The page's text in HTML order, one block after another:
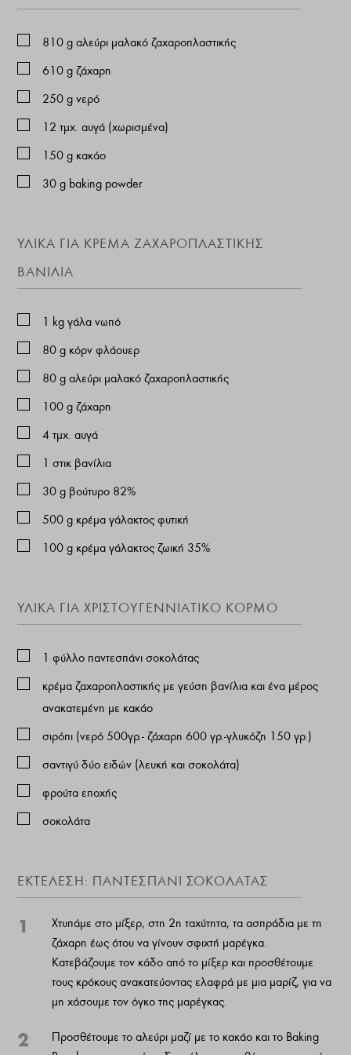
810 g αλεύρι μαλακό ζαχαροπλαστικής
610 g ζάχαρη
250 g νερό
12 τμχ. αυγά (χωρισμένα)
150 g κακάο
30 g baking powder
ΥΛΙΚΆ ΓΙΑ ΚΡΈΜΑ ΖΑΧΑΡΟΠΛΑΣΤΙΚΉΣ
ΒΑΝΊΛΙΑ
1 kg γάλα νωπό
80 g κόρν φλάουερ
80 g αλεύρι μαλακό ζαχαροπλαστικής
100 g ζάχαρη
4 τμχ. αυγά
1 στικ βανίλια
30 g βούτυρο 82%
500 g κρέμα γάλακτος φυτική
100 g κρέμα γάλακτος ζωική 35%
ΥΛΙΚΆ ΓΙΑ ΧΡΙΣΤΟΥΓΕΝΝΙΆΤΙΚΟ ΚΟΡΜΌ
1 φύλλο παντεσπάνι σοκολάτας
κρέμα ζαχαροπλαστικής με γεύση βανίλια και ένα μέρος
ανακατεμένη με κακάο
σιρόπι (νερό 500γρ.- ζάχαρη 600 γρ.-γλυκόζη 150 γρ.)
σαντιγύ δύο ειδών (λευκή και σοκολάτα)
φρούτα εποχής
σοκολάτα
ΕΚΤΈΛΕΣΗ: ΠΑΝΤΕΣΠΆΝΙ ΣΟΚΟΛΆΤΑΣ
1
Χτυπάμε στο μίξερ, στη 2η ταχύτητα, τα ασπράδια με τη
ζάχαρη έως ότου να γίνουν σφιχτή μαρέγκα.
Κατεβάζουμε τον κάδο από το μίξερ και προσθέτουμε
τους κρόκους ανακατεύοντας ελαφρά με μια μαρίζ, για να
μη χάσουμε τον όγκο της μαρέγκας.
2
Προσθέτουμε το αλεύρι μαζί με το κακάο και το Baking